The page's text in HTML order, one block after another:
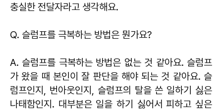
충실한 전달자라고 생각해요.
Q. 슬럼프를 극복하는 방법은 뭔가요?
A. 슬럼프를 극복하는 방법은 없는 것 같아요. 슬럼프
가 왔을 때 본인이 잘 판단을 해야 되는 것 같아요. 슬
럼프인지, 번아웃인지, 슬럼프의 탈을 쓴 일하기 싫은
나태함인지. 대부분은 일을 하기 싫어서 피하고 싶은